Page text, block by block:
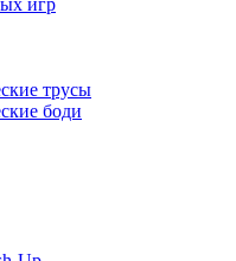
игр
трусы
боди